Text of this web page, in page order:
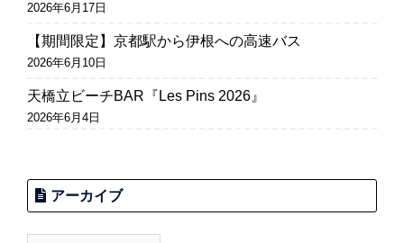
2026年6月17日
【期間限定】京都駅から伊根への高速バス
2026年6月10日
天橋立ビーチBAR『Les Pins 2026』
2026年6月4日
アーカイブ